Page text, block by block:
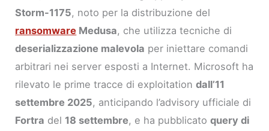
Storm-1175, noto per la distribuzione del
ransomware Medusa, che utilizza tecniche di
deserializzazione malevola per iniettare comandi
arbitrari nei server esposti a Internet. Microsoft ha
rilevato le prime tracce di exploitationdall’11
settembre 2025, anticipando l’advisory ufficiale di
Fortra del 18 settembre, e ha pubblicatoquery di